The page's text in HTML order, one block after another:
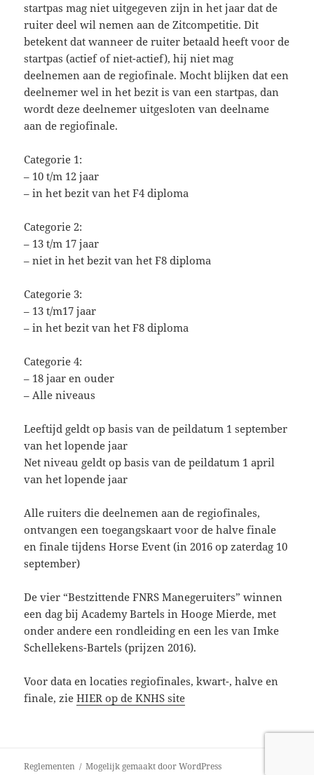
startpas mag niet uitgegeven zijn in het jaar dat de
ruiter deel wil nemen aan de Zitcompetitie. Dit
betekent dat wanneer de ruiter betaald heeft voor de
startpas (actief of niet-actief), hij niet mag
deelnemen aan de regiofinale. Mocht blijken dat een
deelnemer wel in het bezit is van een startpas, dan
wordt deze deelnemer uitgesloten van deelname
aan de regiofinale.
Categorie 1:
– 10 t/m 12 jaar
– in het bezit van het F4 diploma
Categorie 2:
– 13 t/m 17 jaar
– niet in het bezit van het F8 diploma
Categorie 3:
– 13 t/m17 jaar
– in het bezit van het F8 diploma
Categorie 4:
– 18 jaar en ouder
– Alle niveaus
Leeftijd geldt op basis van de peildatum 1 september
van het lopende jaar
Net niveau geldt op basis van de peildatum 1 april
van het lopende jaar
Alle ruiters die deelnemen aan de regiofinales,
ontvangen een toegangskaart voor de halve finale
en finale tijdens Horse Event (in 2016 op zaterdag 10
september)
De vier “Bestzittende FNRS Manegeruiters” winnen
een dag bij Academy Bartels in Hooge Mierde, met
onder andere een rondleiding en een les van Imke
Schellekens-Bartels (prijzen 2016).
Voor data en locaties regiofinales, kwart-, halve en
finale, zieHIER op de KNHS site
Reglementen Mogelijk gemaakt door WordPress